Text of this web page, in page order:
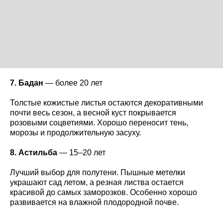
7. Бадан — более 20 лет
Толстые кожистые листья остаются декоративными
почти весь сезон, а весной куст покрывается
розовыми соцветиями. Хорошо переносит тень,
морозы и продолжительную засуху.
8. Астильба — 15–20 лет
Лучший выбор для полутени. Пышные метелки
украшают сад летом, а резная листва остается
красивой до самых заморозков. Особенно хорошо
развивается на влажной плодородной почве.